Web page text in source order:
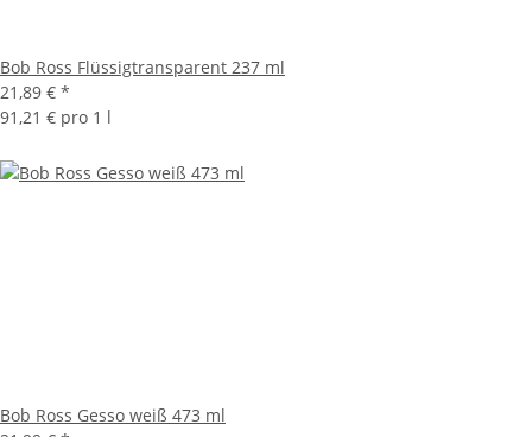
Bob Ross Flüssigtransparent 237 ml
21,89 € *
91,21 € pro 1 l
Bob Ross Gesso weiß 473 ml